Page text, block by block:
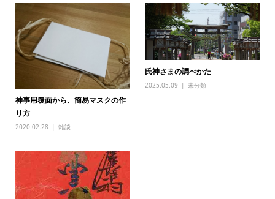
神事用覆面から、簡易マスクの作
り方
2020.02.28
雑談
氏神さまの調べかた
2025.05.09
未分類